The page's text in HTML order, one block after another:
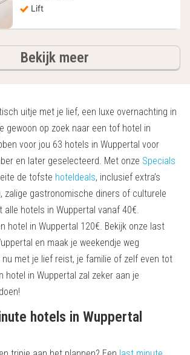
Lift
Bekijk meerhotels
uitje met je lief, een luxe overnachting in
gewoon op zoek naar een tof hotel in
voor jou 63 hotels in Wuppertal voor
en later geselecteerd. Met onze Specials
de tofste hoteldeals, inclusief extra’s
zalige gastronomische diners of culturele
alle hotels in Wuppertal vanaf 40€.
hotel in Wuppertal 120€. Bekijk onze last
en maak je weekendje weg
nu met je lief reist, je familie of zelf even tot
hotel in Wuppertal zal zeker aan je
hotels in Wuppertal